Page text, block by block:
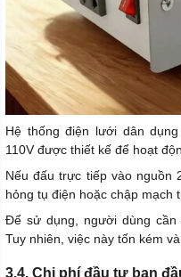
Hệ thống điện lưới dân
110V được thiết kế để hoạt
Nếu đấu trực tiếp vào nguồn
hỏng tụ điện hoặc chập mạch
Để sử dụng, người dùng cần
Tuy nhiên, việc này tốn kém
3.4. Chi phí đầu tư ban